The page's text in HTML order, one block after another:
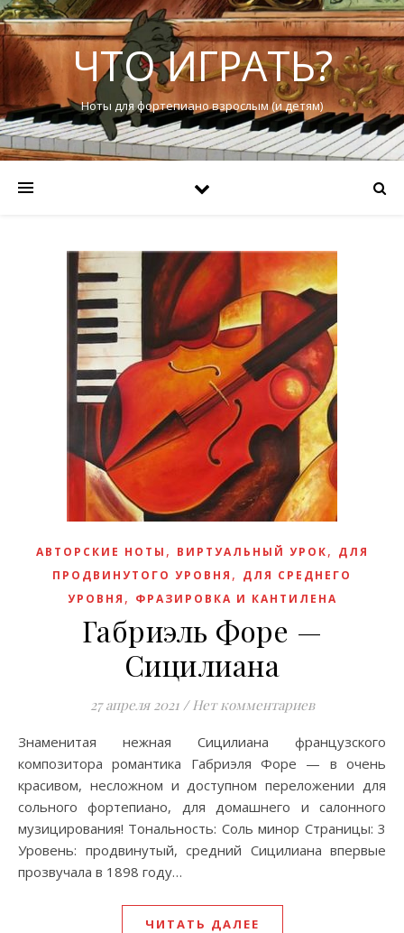
ЧТО ИГРАТЬ?
Ноты для фортепиано взрослым (и детям)
АВТОРСКИЕ НОТЫ , ВИРТУАЛЬНЫЙ УРОК, ДЛЯ
ПРОДВИНУТОГО УРОВНЯ , ДЛЯ СРЕДНЕГО
УРОВНЯ , ФРАЗИРОВКА И КАНТИЛЕНА
Габриэль Форе —
Сицилиана
27 апреля 2021 / Нет комментариев
Знаменитая нежная Сицилиана французского
композитора романтика Габриэля Форе — в очень
красивом, несложном и доступном переложении для
сольного фортепиано, для домашнего и салонного
музицирования! Тональность: Соль минор Страницы: 3
Уровень: продвинутый, средний Сицилиана впервые
прозвучала в 1898 году…
ЧИТАТЬ ДАЛЕЕ